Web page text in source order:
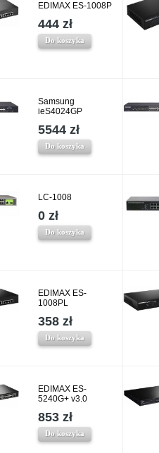
EDIMAX ES-1008P
444 zł
Do koszyka
Samsung
ieS4024GP
5544 zł
Do koszyka
LC-1008
0 zł
Do koszyka
EDIMAX ES-
1008PL
358 zł
Do koszyka
EDIMAX ES-
5240G+ v3.0
853 zł
Do koszyka